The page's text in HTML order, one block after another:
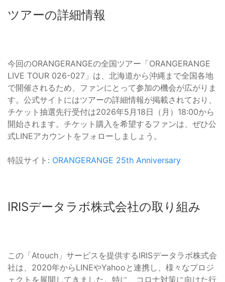
ツアーの詳細情報
今回のORANGERANGEの全国ツアー「ORANGERANGE
LIVE TOUR 026-027」は、北海道から沖縄まで全国各地
で開催されるため、ファンにとって参加の機会が広がりま
す。公式サイトにはツアーの詳細情報が掲載されており、
チケット抽選先行受付は2026年5月18日（月）18:00から
開始されます。チケット購入を希望するファンは、ぜひ公
式LINEアカウントをフォローしましょう。
特設サイト: ORANGERANGE 25th Anniversary
IRISデータラボ株式会社の取り組み
この「Atouch」サービスを提供するIRISデータラボ株式会
社は、2020年からLINEやYahooと連携し、様々なプロジ
ェクトを展開してきました。特に、コロナ対策に向けた行